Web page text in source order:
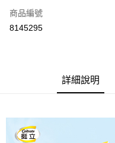
合作金庫商業銀行
上海商業儲蓄銀行
聯邦商業銀行
元大商業銀行
台新國際商業銀行
台灣樂天信用卡公司
合作金庫商業銀行
臺灣中小企業銀行
匯豐（台灣）商業銀行
玉山商業銀行
台新國際商業銀行
LINE Pay
Google Pay
全盈+PAY
商品編號
8145295
詳細說明